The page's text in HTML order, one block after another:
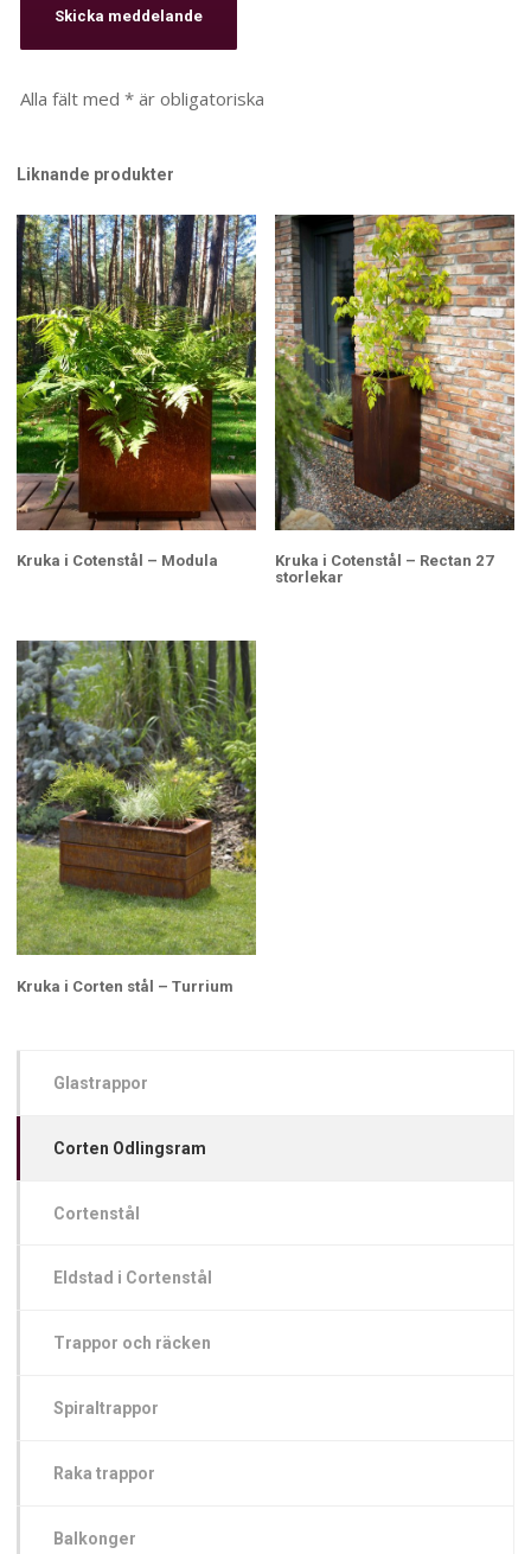
Alla fält med * är obligatoriska
Liknande produkter
Kruka i Cotenstål – Modula
Kruka i Cotenstål – Rectan 27
storlekar
Kruka i Corten stål – Turrium
Glastrappor
Corten Odlingsram
Cortenstål
Eldstad i Cortenstål
Trappor och räcken
Spiraltrappor
Raka trappor
Balkonger